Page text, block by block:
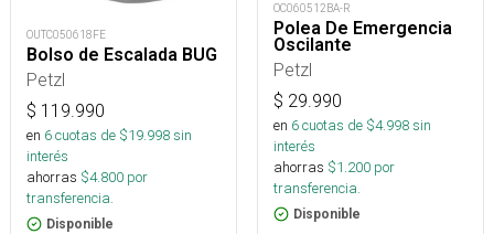
OUTC050618FE
Bolso de Escalada BUG
Petzl
$ 119.990
en 6cuotas de $19.998sin
interés
ahorras $4.800 por
transferencia.
Disponible
OC060512BA-R
Polea De Emergencia
Oscilante
Petzl
$ 29.990
en 6cuotas de $4.998sin
interés
ahorras $1.200 por
transferencia.
Disponible